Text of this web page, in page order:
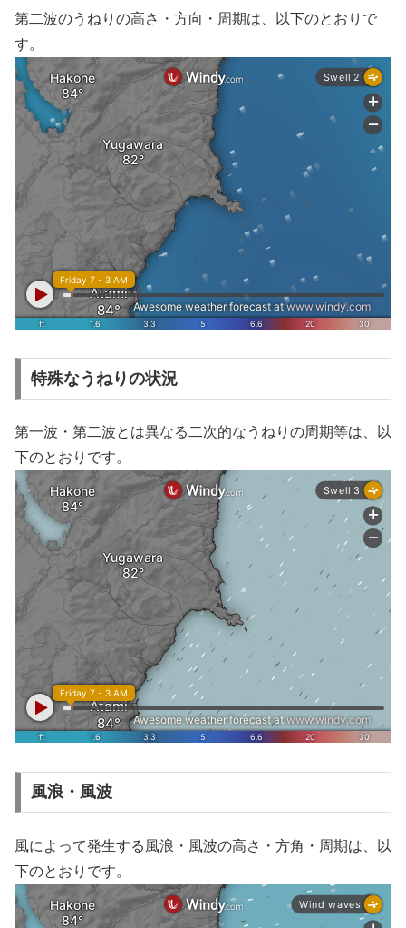
第二波のうねりの高さ・方向・周期は、以下のとおりで
す。
特殊なうねりの状況
第一波・第二波とは異なる二次的なうねりの周期等は、以
下のとおりです。
風浪・風波
風によって発生する風浪・風波の高さ・方角・周期は、以
下のとおりです。